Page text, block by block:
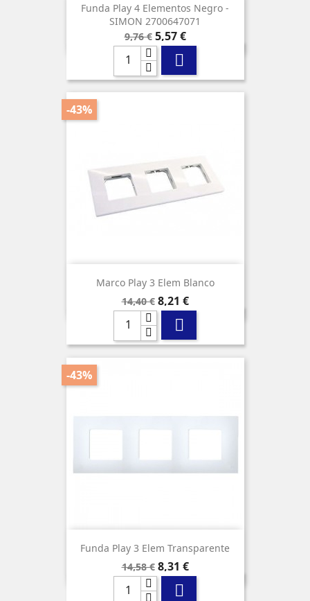
Funda Play 4 Elementos Negro -
SIMON 2700647071
Precio
base
9,76 € Precio
5,57 €

Marco Play 3 Elem Blanco
Precio
base
14,40 €
-43%
Precio
8,21 €

Funda Play 3 Elem Transparente
Precio
base
14,58 €
-43%
Precio
8,31 €
